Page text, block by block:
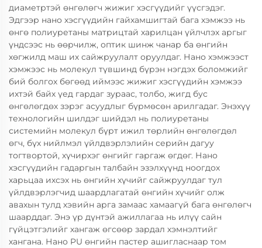
диаметртэй өнгөлөгч жижиг хэсгүүдийг үүсгэдэг.
Эдгээр нано хэсгүүдийн гайхамшигтай бага хэмжээ нь
өнгө полиуретаны матрицтай харилцан үйлчлэх аргыг
үндсээс нь өөрчилж, оптик шинж чанар ба өнгийн
хөгжилд маш их сайжруулалт оруулдаг. Нано хэмжээст
хэмжээс нь молекул түвшинд бүрэн нэгдэх боломжийг
бий болгох бөгөөд иймээс жижиг хэсгүүдийн хэмжээ
ихтэй байх үед гардаг зураас, толбо, жигд бус
өнгөлөгдөх зэрэг асуудлыг бүрмөсөн арилгадаг. Энэхүү
технологийн шилдэг шийдэл нь полиуретаны
системийн молекул бүрт ижил төрлийн өнгөлөгдөл
өгч, бүх нийлмэл үйлдвэрлэлийн серийн дагуу
тогтвортой, хүчирхэг өнгийг гаргаж өгдөг. Нано
хэсгүүдийн гадаргын талбайн эзэлхүүнд ноогдох
харьцаа ихсэх нь өнгийн хүчийг сайжруулдаг тул
үйлдвэрлэгчид шаардлагатай өнгийн хүчийг олж
авахын тулд хэвийн арга замаас хамаагүй бага өнгөлөгч
шаарддаг. Энэ үр дүнтэй ажиллагаа нь илүү сайн
гүйцэтгэлийг хангаж өгсөөр зардал хэмнэлтийг
хангана. Нано PU өнгийн пастер ашигласнаар том